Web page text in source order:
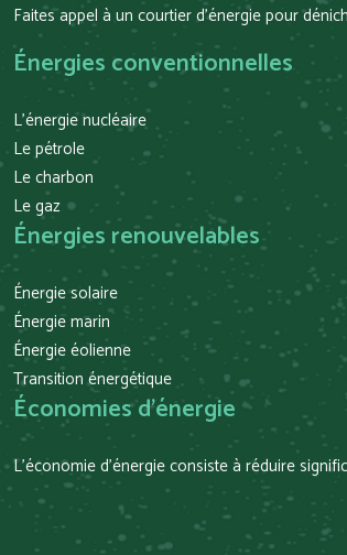
Faites appel à un courtier d’énergie pour
Énergies conventionnelles
L’énergie nucléaire
Le pétrole
Le charbon
Le gaz
Énergies renouvelables
Énergie solaire
Énergie marin
Énergie éolienne
Transition énergétique
Économies d’énergie
L’économie d’énergie consiste à réduire